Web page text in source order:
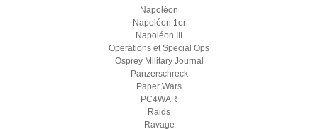
Napoléon
Napoléon 1er
Napoléon III
Operations et Special Ops
Osprey Military Journal
Panzerschreck
Paper Wars
PC4WAR
Raids
Ravage